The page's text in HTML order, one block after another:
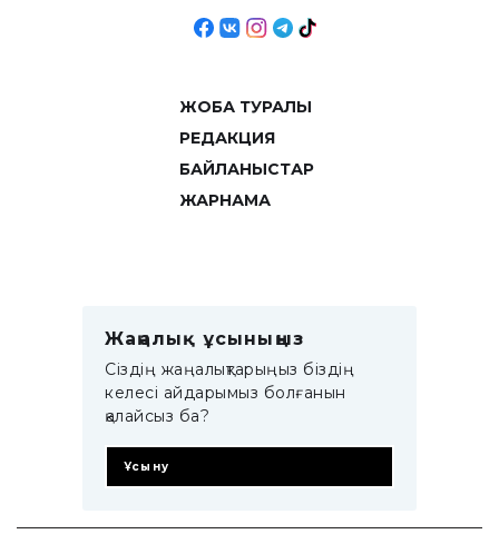
ЖОБА ТУРАЛЫ
РЕДАКЦИЯ
БАЙЛАНЫСТАР
ЖАРНАМА
Жаңалық ұсыныңыз
Сіздің жаңалықтарыңыз біздің
келесі айдарымыз болғанын
қалайсыз ба?
Ұсыну